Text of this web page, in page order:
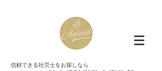
信頼できる社労士をお探しなら